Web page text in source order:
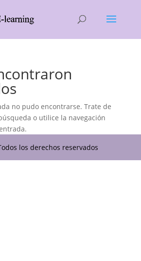
no pudo encontrarse. Trate de
o utilice la navegación
los derechos reservados